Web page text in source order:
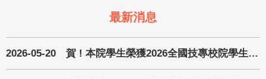
最新消息
2026-05-20 賀 ! 本院學生榮獲2026全國技專校院學生實務專題製作競賽暨成果展第一名與佳作殊榮